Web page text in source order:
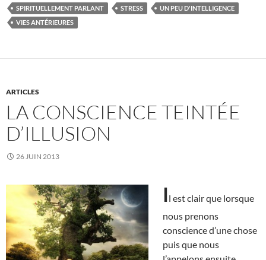
SPIRITUELLEMENT PARLANT
STRESS
UN PEU D'INTELLIGENCE
VIES ANTÉRIEURES
ARTICLES
LA CONSCIENCE TEINTÉE
D’ILLUSION
26 JUIN 2013
Il est clair que lorsque
nous prenons
conscience d’une chose
puis que nous